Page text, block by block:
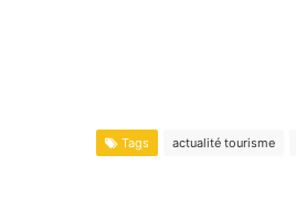
Tags actualité tourisme